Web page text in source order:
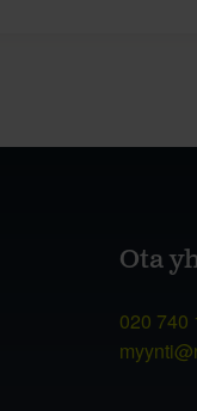
Ota
020 740